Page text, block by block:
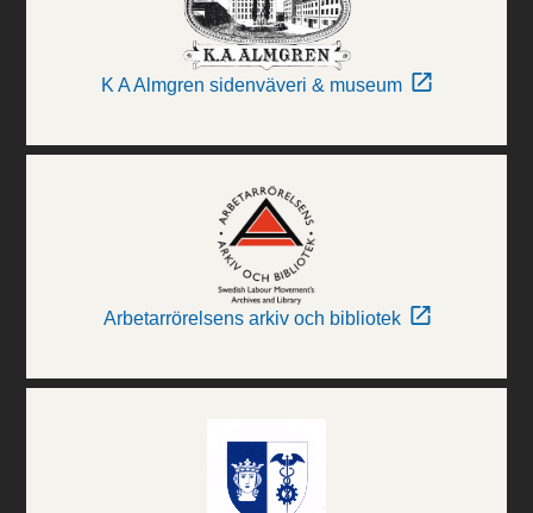
K A Almgren sidenväveri & museum
Arbetarrörelsens arkiv och bibliotek